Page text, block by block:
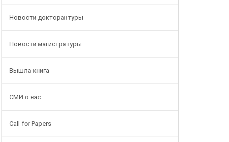
Новости докторантуры
Новости магистратуры
Вышла книга
СМИ о нас
Call for Papers